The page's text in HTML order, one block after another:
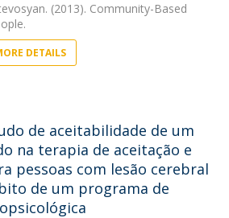
(2013). Community-Based
DETAILS
de aceitabilidade de um
na terapia de aceitação e
pessoas com lesão cerebral
de um programa de